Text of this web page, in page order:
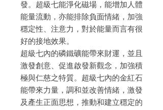
發。超級七能淨化磁場，能增加人體
能量流動，亦能排除負面情緒，加強
穩定性、注意力，對於能量而言有很
好的接地效果。
超級七內的磷鐵礦能帶來財運，並且
激發創意、促進啟發新觀念，加強積
極與仁慈之特質。超級七內的金紅石
能帶來力量，調和並改善情緒，激發
及產生正面思想，推動和建立穩定的